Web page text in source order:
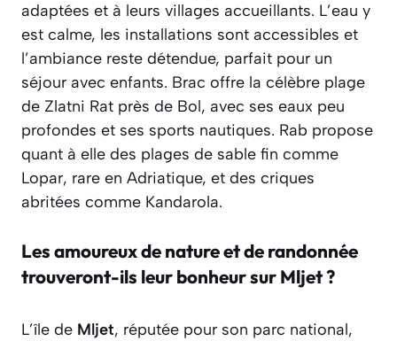
adaptées et à leurs villages accueillants. L’eau y
est calme, les installations sont accessibles et
l’ambiance reste détendue, parfait pour un
séjour avec enfants. Brac offre la célèbre plage
de Zlatni Rat près de Bol, avec ses eaux peu
profondes et ses sports nautiques. Rab propose
quant à elle des plages de sable fin comme
Lopar, rare en Adriatique, et des criques
abritées comme Kandarola.
Les amoureux de nature et de randonnée
trouveront-ils leur bonheur sur Mljet ?
L’île de Mljet, réputée pour son parc national,